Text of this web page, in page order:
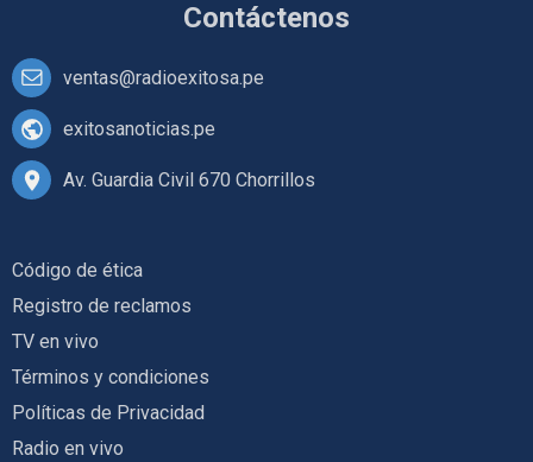
Contáctenos
ventas@radioexitosa.pe
exitosanoticias.pe
Av. Guardia Civil 670 Chorrillos
Código de ética
Registro de reclamos
TV en vivo
Términos y condiciones
Políticas de Privacidad
Radio en vivo